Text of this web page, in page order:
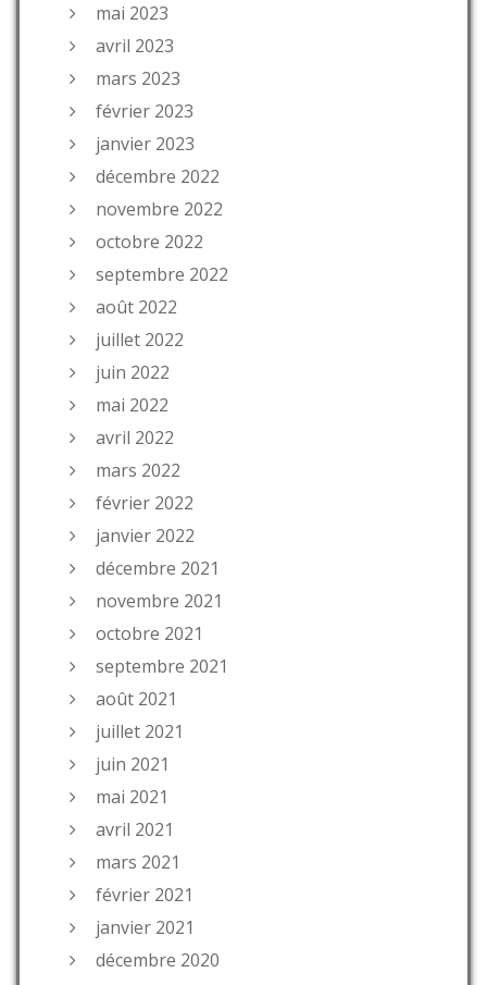
mai 2023
avril 2023
mars 2023
février 2023
janvier 2023
décembre 2022
novembre 2022
octobre 2022
septembre 2022
août 2022
juillet 2022
juin 2022
mai 2022
avril 2022
mars 2022
février 2022
janvier 2022
décembre 2021
novembre 2021
octobre 2021
septembre 2021
août 2021
juillet 2021
juin 2021
mai 2021
avril 2021
mars 2021
février 2021
janvier 2021
décembre 2020